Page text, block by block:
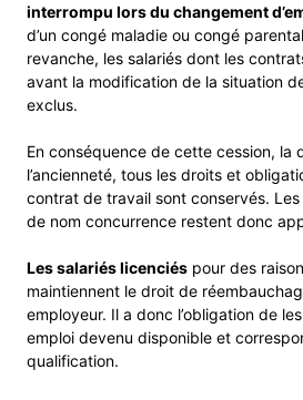
interrompu lors du changement
d’un congé maladie ou congé
revanche, les salariés dont les
avant la modification de la situation
exclus.
En conséquence de cette cession, la
l’ancienneté, tous les droits et
contrat de travail sont conservés.
de nom concurrence restent donc
Les salariés licenciés pour des
maintiennent le droit de
employeur. Il a donc l’obligation de
emploi devenu disponible et
qualification.